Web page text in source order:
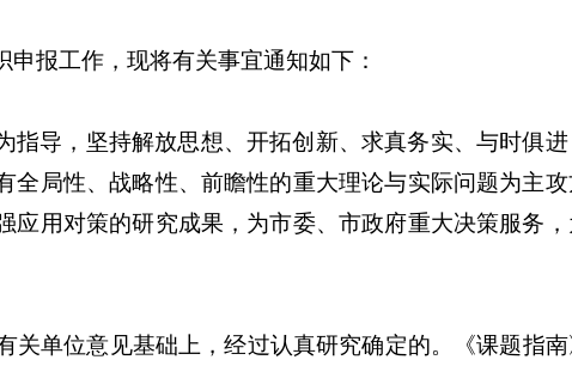
报工作，现将有关事宜通知如下：
导，坚持解放思想、开拓创新、求真务实、与时俱
局性、战略性、前瞻性的重大理论与实际问题为主
用对策的研究成果，为市委、市政府重大决策服务
关单位意见基础上，经过认真研究确定的。《课题指